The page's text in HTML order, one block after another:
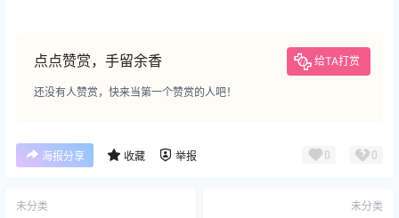
点点赞赏，手留余香 给TA打赏
还没有人赞赏，快来当第一个赞赏的人吧！
海报分享 收藏 举报 0 0
未分类 未分类